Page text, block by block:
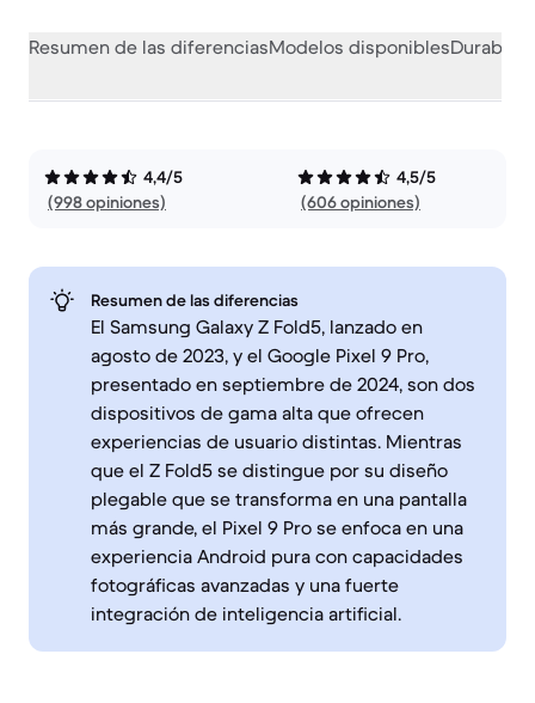
Resumen de las diferenciasModelos disponibles
4,4/5
(998 opiniones)
4,5/5
(606 opiniones)
Resumen de las diferencias
El Samsung Galaxy Z Fold5, lanzado en
agosto de 2023, y el Google Pixel 9 Pro,
presentado en septiembre de 2024, son dos
dispositivos de gama alta que ofrecen
experiencias de usuario distintas. Mientras
que el Z Fold5 se distingue por su diseño
plegable que se transforma en una pantalla
más grande, el Pixel 9 Pro se enfoca en una
experiencia Android pura con capacidades
fotográficas avanzadas y una fuerte
integración de inteligencia artificial.